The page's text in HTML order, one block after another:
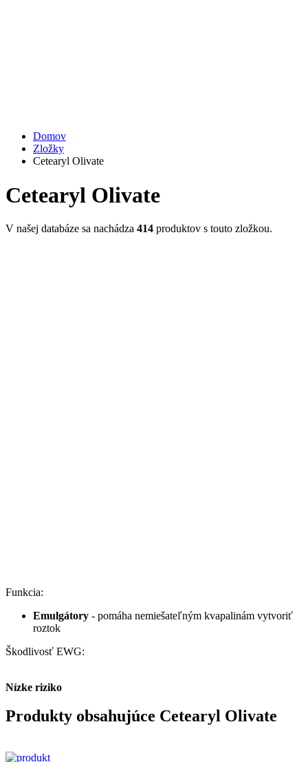
Domov
Zložky
Cetearyl Olivate
Cetearyl Olivate
V našej databáze sa nachádza 414 produktov s touto zložkou.
Funkcia:
Emulgátory - pomáha nemiešateľným kvapalinám vytvoriť
roztok
Škodlivosť EWG:
Nízke riziko
Produkty obsahujúce Cetearyl Olivate